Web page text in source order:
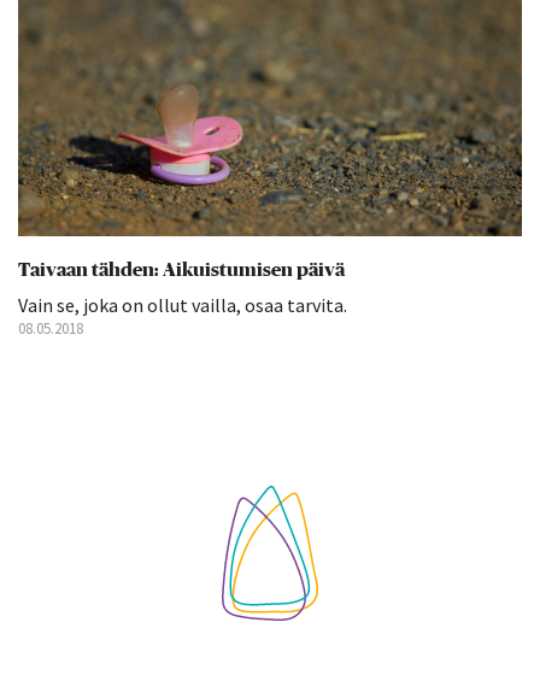
Taivaan tähden: Aikuistumisen päivä
Vain se, joka on ollut vailla, osaa tarvita.
08.05.2018